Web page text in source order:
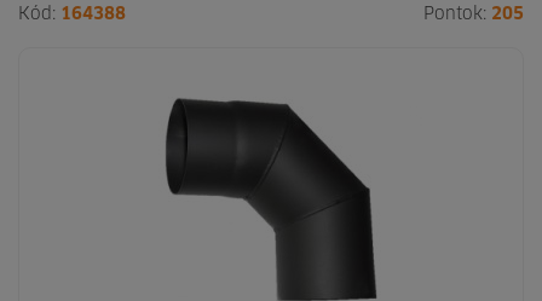
Kód: 164388 Pontok: 205